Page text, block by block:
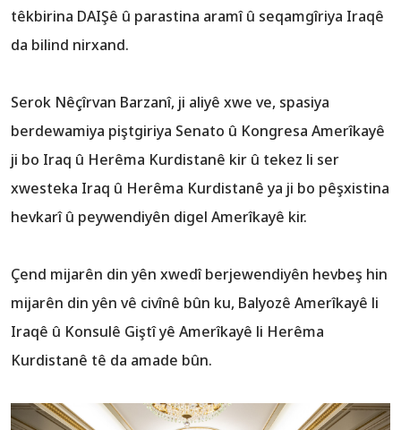
têkbirina DAIŞê û parastina aramî û seqamgîriya Iraqê
da bilind nirxand.
Serok Nêçîrvan Barzanî, ji aliyê xwe ve, spasiya
berdewamiya piştgiriya Senato û Kongresa Amerîkayê
ji bo Iraq û Herêma Kurdistanê kir û tekez li ser
xwesteka Iraq û Herêma Kurdistanê ya ji bo pêşxistina
hevkarî û peywendiyên digel Amerîkayê kir.
Çend mijarên din yên xwedî berjewendiyên hevbeş hin
mijarên din yên vê civînê bûn ku, Balyozê Amerîkayê li
Iraqê û Konsulê Giştî yê Amerîkayê li Herêma
Kurdistanê tê da amade bûn.